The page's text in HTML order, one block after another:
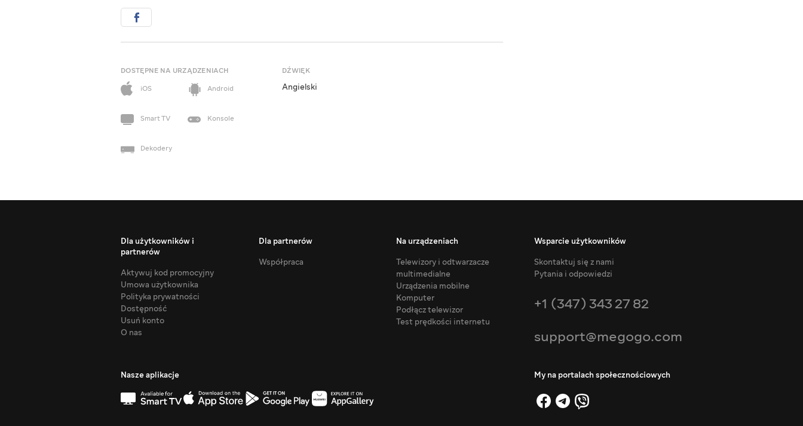
DOSTĘPNE NA URZĄDZENIACH
iOS
Android
Smart TV Konsole
Dekodery
DŹWIĘK
Angielski
Dla użytkowników i
partnerów
Aktywuj kod promocyjny
Umowa użytkownika
Polityka prywatności
Dostępność
Usuń konto
O nas
Dla partnerów
Współpraca
Na urządzeniach
Telewizory i odtwarzacze
multimedialne
Urządzenia mobilne
Komputer
Podłącz telewizor
Test prędkości internetu
Wsparcie użytkowników
Skontaktuj się z nami
Pytania i odpowiedzi
+1 (347) 343 27 82
support@megogo.com
Nasze aplikacje My na portalach społecznościowych